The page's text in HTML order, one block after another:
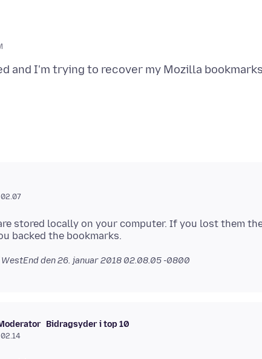
and I'm trying to recover my Mozilla
stored locally on your computer. If you lost them
den26. januar 2018 02.08.05 -0800
Bidragsyder i top 10